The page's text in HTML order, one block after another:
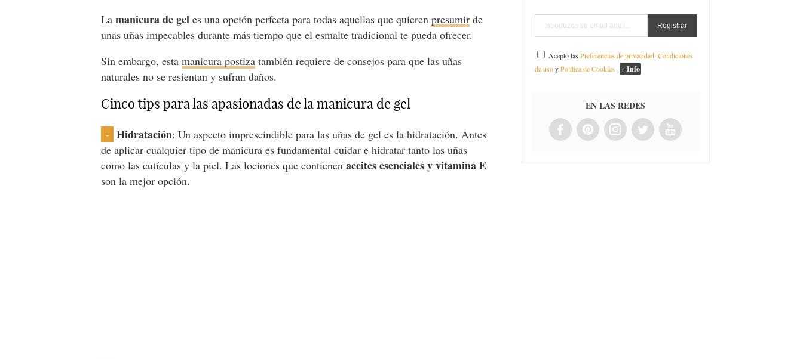
Lamanicura de gel es una opción perfecta para todas aquellas que quierenpresumir de
unas uñas impecables durante más tiempo que el esmalte tradicional te pueda ofrecer.
Sin embargo, estamanicura postiza también requiere de consejos para que las uñas
naturales no se resientan y sufran daños.
Cinco tips para las apasionadas de la manicura de gel
- Hidratación: Un aspecto imprescindible para las uñas de gel es la hidratación. Antes
de aplicar cualquier tipo de manicura es fundamental cuidar e hidratar tanto las uñas
como las cutículas y la piel. Las lociones que contienenaceites esenciales y vitamina E
son la mejor opción.
Acepto lasPreferencias de privacidad,Condiciones
de usoyPolítica de Cookies + Info
EN LAS REDES